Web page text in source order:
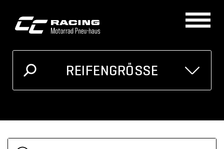
REIFENGRÖSSE